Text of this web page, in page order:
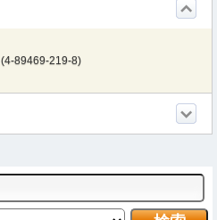
(4-89469-219-8)